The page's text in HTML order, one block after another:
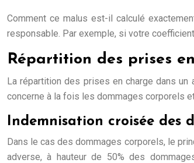
Comment ce malus est-il calculé
responsable. Par exemple, si votre
Répartition des prises
La répartition des prises en charge dans
concerne à la fois les dommages corporels
Indemnisation croisée des
Dans le cas des dommages corporels, le
adverse, à hauteur de 50% des